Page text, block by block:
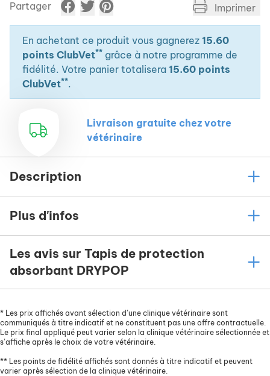
Partager Imprimer
En achetant ce produit vous gagnerez 15.60
points ClubVet** grâce à notre programme de
fidélité. Votre panier totalisera 15.60 points
ClubVet**.
Livraison gratuite chez votre
vétérinaire
Description
Plus d'infos
Les avis sur Tapis de protection
absorbant DRYPOP
* Les prix affichés avant sélection d’une clinique vétérinaire sont
communiqués à titre indicatif et ne constituent pas une offre contractuelle.
Le prix final appliqué peut varier selon la clinique vétérinaire sélectionnée et
s’affiche après le choix de votre vétérinaire.
** Les points de fidélité affichés sont donnés à titre indicatif et peuvent
varier après sélection de la clinique vétérinaire.